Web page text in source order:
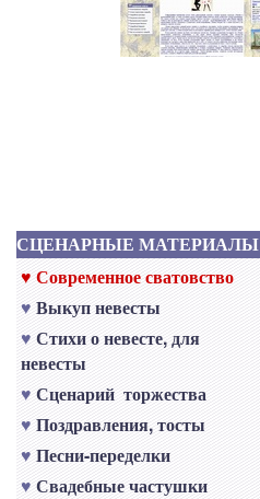
СЦЕНАРНЫЕ МАТЕРИАЛЫ
♥ Современное сватовство
♥ Выкуп невесты
♥ Стихи о невесте, для
невесты
♥ Сценарий торжества
♥ Поздравления, тосты
♥ Песни-переделки
♥ Свадебные частушки